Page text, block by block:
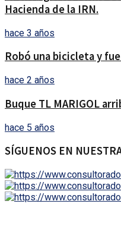
Hacienda de la IRN.
hace 3 años
Robó una bicicleta y
hace 2 años
Buque TL MARIGOL
hace 5 años
SÍGUENOS EN